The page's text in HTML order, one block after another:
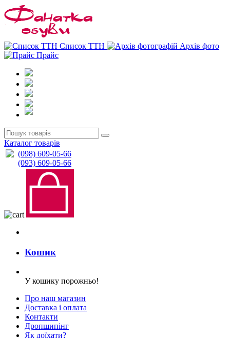
Список ТТН
Архів фото
Прайс
Каталог товарів
(098) 609-05-66
(093) 609-05-66
Кошик
У кошику порожньо!
Про наш магазин
Доставка і оплата
Контакти
Дропшипінг
Як доїхати?